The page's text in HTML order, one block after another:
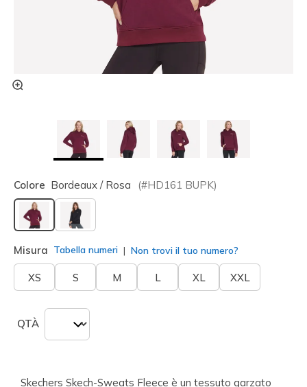
Colore Bordeaux / Rosa (#HD161 BUPK)
selezionato
Misura Tabella numeri Non trovi il tuo numero?
XS S M L XL XXL
QTÀ
Skechers Skech-Sweats Fleece è un tessuto garzato